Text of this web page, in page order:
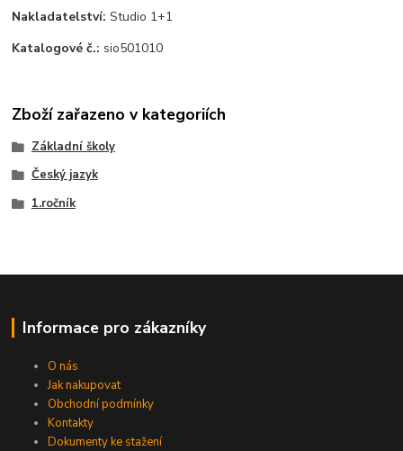
Nakladatelství: Studio 1+1
Katalogové č.: sio501010
Zboží zařazeno v kategoriích
Základní školy
Český jazyk
1.ročník
Informace pro zákazníky
O nás
Jak nakupovat
Obchodní podmínky
Kontakty
Dokumenty ke stažení